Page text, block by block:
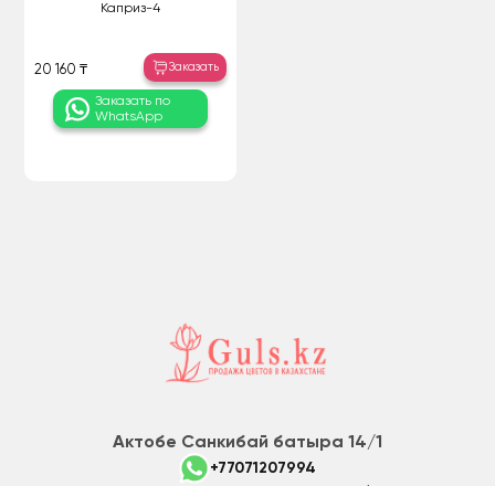
Каприз-4
20 160 ₸ Заказать
Заказать по
WhatsApp
Актобе Санкибай батыра 14/1
+77071207994